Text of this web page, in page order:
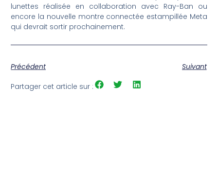
lunettes réalisée en collaboration avec Ray-Ban ou
encore la nouvelle montre connectée estampillée Meta
qui devrait sortir prochainement.
Précédent Suivant
Partager cet article sur :